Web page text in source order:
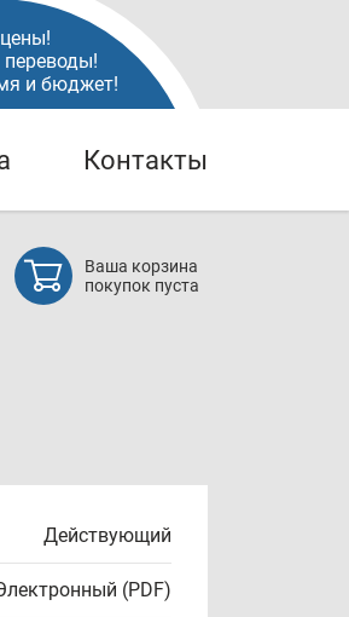
и бюджет!
Контакты
Ваша корзина
покупок пуста
Действующий
(PDF)